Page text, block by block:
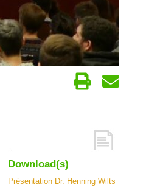
Download(s)
Présentation Dr. Henning Wilts